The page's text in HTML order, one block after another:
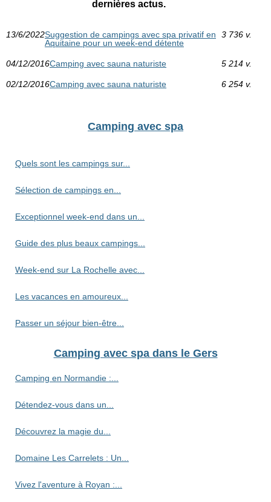
dernières actus.
13/6/2022Suggestion de campings avec spa privatif en
Aquitaine pour un week-end détente
3 736 v.
04/12/2016Camping avec sauna naturiste 5 214 v.
02/12/2016Camping avec sauna naturiste 6 254 v.
Camping avec spa
Quels sont les campings sur...
Sélection de campings en...
Exceptionnel week-end dans un...
Guide des plus beaux campings...
Week-end sur La Rochelle avec...
Les vacances en amoureux...
Passer un séjour bien-être...
Camping avec spa dans le Gers
Camping en Normandie :...
Détendez-vous dans un...
Découvrez la magie du...
Domaine Les Carrelets : Un...
Vivez l'aventure à Royan :...